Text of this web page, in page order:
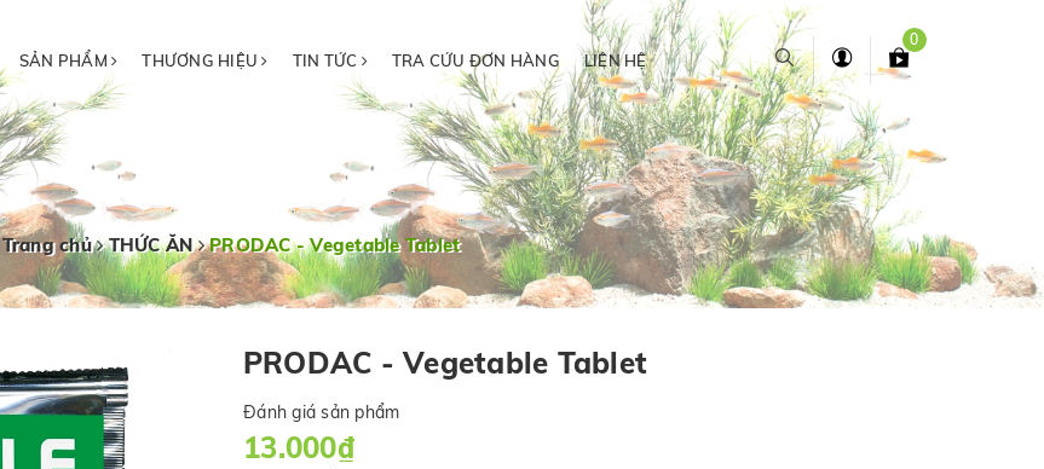
SẢN PHẨM THƯƠNG HIỆU TIN TỨC TRA CỨU ĐƠN HÀNG LIÊN HỆ
0
Trang chủ THỨC ĂN PRODAC - Vegetable Tablet
PRODAC - Vegetable Tablet
Đánh giá sản phẩm
13.000₫